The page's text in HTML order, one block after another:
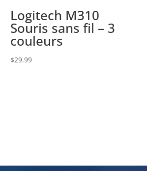
Logitech M310
Souris sans fil – 3
couleurs
$29.99